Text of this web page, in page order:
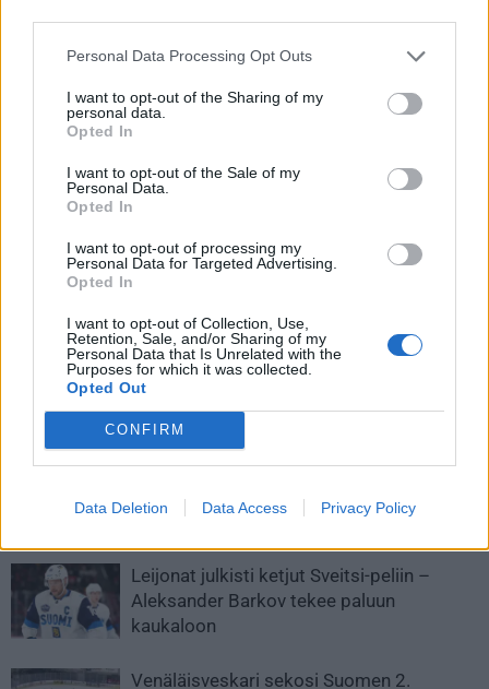
Personal Data Processing Opt Outs
I want to opt-out of the Sharing of my
personal data.
Opted In
I want to opt-out of the Sale of my
Personal Data.
Opted In
I want to opt-out of processing my
Personal Data for Targeted Advertising.
Opted In
I want to opt-out of Collection, Use,
Retention, Sale, and/or Sharing of my
Personal Data that Is Unrelated with the
Purposes for which it was collected.
Opted Out
CONFIRM
Data Deletion Data Access Privacy Policy
tuuletteli huipputorjuntaa kesken Tapparan hyökkäyksen
Edellinen artikkeli
Pelicansin Patrik Bartosakilta
erikoinen temppu – tuuletteli
huipputorjuntaa kesken
Tapparan hyökkäyksen
Seuraava artikkeli
EHT-turnaus: Suomi-Tshekki
LIITTYVÄT ARTIKKELIT LISÄÄ TEKIJÄLTÄ
Leijonat julkisti ketjut Sveitsi-peliin –
Aleksander Barkov tekee paluun
kaukaloon
Venäläisveskari sekosi Suomen 2.